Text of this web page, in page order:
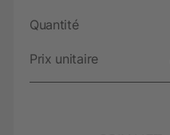
Quantité
Prix unitaire